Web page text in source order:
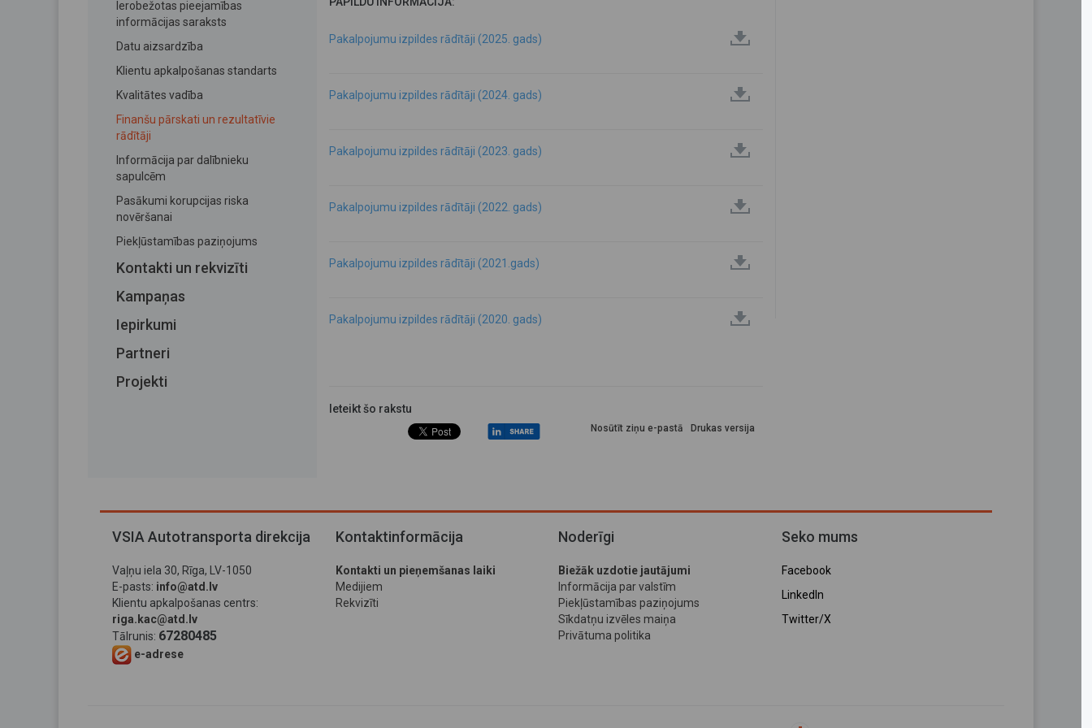
Ierobežotas pieejamības
informācijas saraksts
Datu aizsardzība
Klientu apkalpošanas standarts
Kvalitātes vadība
Finanšu pārskati un rezultatīvie
rādītāji
Informācija par dalībnieku
sapulcēm
Pasākumi korupcijas riska
novēršanai
Piekļūstamības paziņojums
Kontakti un rekvizīti
Kampaņas
Iepirkumi
Partneri
Projekti
Pakalpojumu izpildes rādītāji (2025. gads)
Pakalpojumu izpildes rādītāji (2024. gads)
Pakalpojumu izpildes rādītāji (2023. gads)
Pakalpojumu izpildes rādītāji (2022. gads)
Pakalpojumu izpildes rādītāji (2021.gads)
Pakalpojumu izpildes rādītāji (2020. gads)
Ieteikt šo rakstu
Drukas versija
Nosūtīt ziņu e-pastā
VSIA Autotransporta direkcija
Vaļņu iela 30, Rīga, LV-1050
E-pasts: info@atd.lv
Klientu apkalpošanas centrs:
riga.kac@atd.lv
Tālrunis: 67280485
e-adrese
Kontaktinformācija
Kontakti un pieņemšanas laiki
Medijiem
Rekvizīti
Noderīgi
Biežāk uzdotie jautājumi
Informācija par valstīm
Piekļūstamības paziņojums
Sīkdatņu izvēles maiņa
Privātuma politika
Seko mums
Facebook
LinkedIn
Twitter/X